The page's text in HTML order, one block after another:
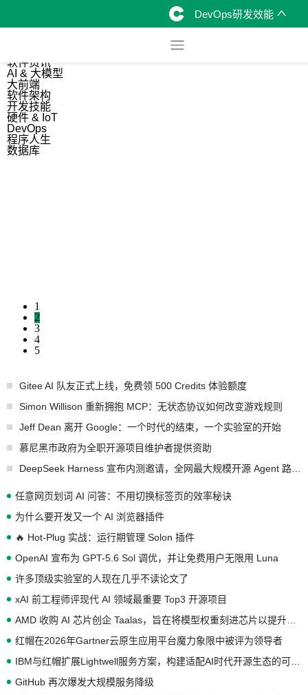
DevOps研发效能
软件资讯
AI & 大模型
大前端
软件架构
开发技能
硬件 & IoT
DevOps
程序人生
数据库
1
2
3
4
5
Gitee AI 队友正式上线，免费领 500 Credits 体验额度
Simon Willison 重新拥抱 MCP：无状态协议如何改变游戏规则
Jeff Dean 离开 Google：一个时代的结束，一个实验室的开始
慕尼黑市政府为全职开源项目维护者提供资助
任意网页划词 AI 问答：不用切换标签页的效率秘诀
为什么要开发又一个 AI 浏览器插件
🔥 Hot-Plug 实战：运行期管理 Solon 插件
OpenAI 宣布为 GPT-5.6 Sol 调优，并让免费用户无限用 Luna
许多顶级实验室的人现在几乎不读论文了
xAI 前工程师评现代 AI 领域最重要 Top3 开源项目
红帽在2026年Gartner云原生应用平台魔力象限中被评为领导者
GitHub 再次爆发大规模服务降级